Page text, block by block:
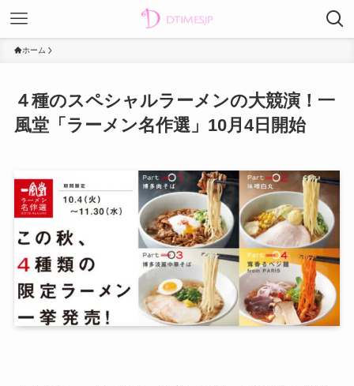
ホーム
４種のスペシャルラーメンの大競演！一
風堂「ラーメン名作選」10月4日開始